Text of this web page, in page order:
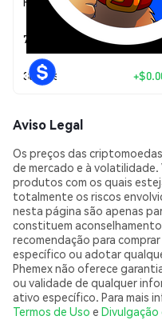
7 Dias $-
30 Dias +
Aviso Legal
Os preços das
de mercado e à volatilidade.
produtos com os quais
totalmente os riscos
nesta página são apenas
constituem
recomendação para
específico ou adotar
Phemex não oferece
ou validade de qualquer
ativo específico. Para mais
Termos de Uso e Divulgação